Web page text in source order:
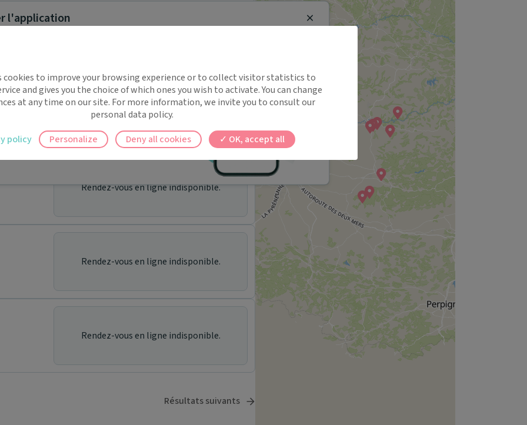
Rendez-vous en ligne indisponible.
Rendez-vous en ligne indisponible.
Rendez-vous en ligne indisponible.
Rendez-vous en ligne indisponible.
Résultats suivants
l'application
!
rappels automatiques pour ne plus rien
Close
cookies to improve your browsing experience or to collect visitor statistics to
and gives you the choice of which ones you wish to activate. You can change
at any time on our site. For more information, we invite you to consult our
personal data policy.
OK, accept all
Deny all cookies
Personalize
policy